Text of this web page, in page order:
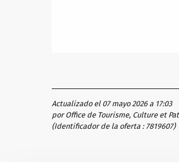
Actualizado el 07 mayo 2026 a 17:03
por Office de Tourisme, Culture et
(Identificador de la oferta : 7819607)